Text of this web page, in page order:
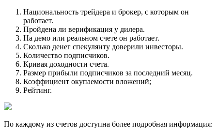
Национальность трейдера и брокер, с которым он
работает.
Пройдена ли верификация у дилера.
На демо или реальном счете он работает.
Сколько денег спекулянту доверили инвесторы.
Количество подписчиков.
Кривая доходности счета.
Размер прибыли подписчиков за последний месяц.
Коэффициент окупаемости вложений;
Рейтинг.
По каждому из счетов доступна более подробная информация: